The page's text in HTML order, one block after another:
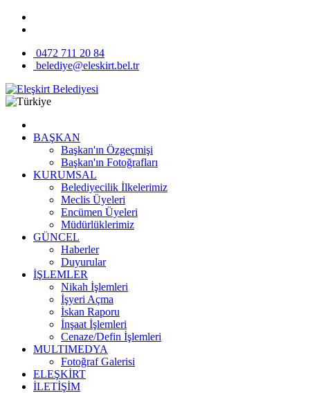
0472 711 20 84
belediye@eleskirt.bel.tr
BAŞKAN
Başkan'ın Özgeçmişi
Başkan'ın Fotoğrafları
KURUMSAL
Belediyecilik İlkelerimiz
Meclis Üyeleri
Encümen Üyeleri
Müdürlüklerimiz
GÜNCEL
Haberler
Duyurular
İŞLEMLER
Nikah İşlemleri
İşyeri Açma
İskan Raporu
İnşaat İşlemleri
Cenaze/Defin İşlemleri
MULTIMEDYA
Fotoğraf Galerisi
ELEŞKİRT
İLETİŞİM